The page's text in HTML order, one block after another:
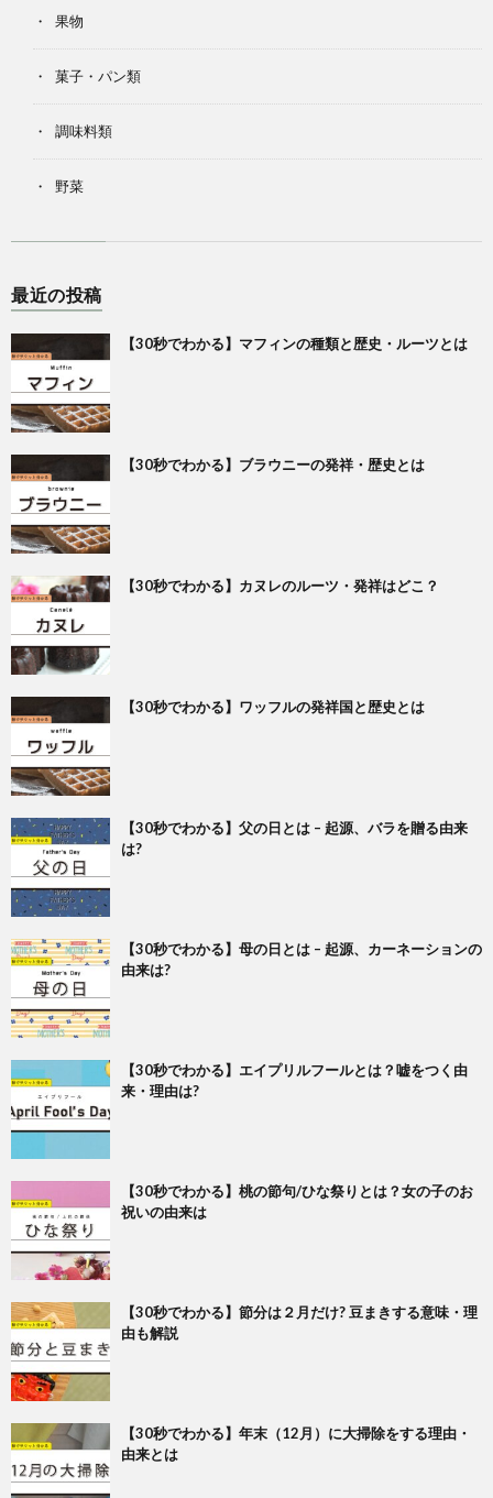
果物
菓子・パン類
調味料類
野菜
最近の投稿
【30秒でわかる】マフィンの種類と歴史・ルーツとは
【30秒でわかる】ブラウニーの発祥・歴史とは
【30秒でわかる】カヌレのルーツ・発祥はどこ？
【30秒でわかる】ワッフルの発祥国と歴史とは
【30秒でわかる】父の日とは – 起源、バラを贈る由来
は?
【30秒でわかる】母の日とは – 起源、カーネーションの
由来は?
【30秒でわかる】エイプリルフールとは？嘘をつく由
来・理由は?
【30秒でわかる】桃の節句/ひな祭りとは？女の子のお
祝いの由来は
【30秒でわかる】節分は２月だけ? 豆まきする意味・理
由も解説
【30秒でわかる】年末（12月）に大掃除をする理由・
由来とは